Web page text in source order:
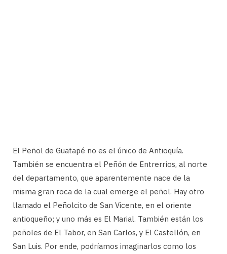
El Peñol de Guatapé no es el único de Antioquía.
También se encuentra el Peñón de Entrerríos, al norte
del departamento, que aparentemente nace de la
misma gran roca de la cual emerge el peñol. Hay otro
llamado el Peñolcito de San Vicente, en el oriente
antioqueño; y uno más es El Marial. También están los
peñoles de El Tabor, en San Carlos, y El Castellón, en
San Luis. Por ende, podríamos imaginarlos como los